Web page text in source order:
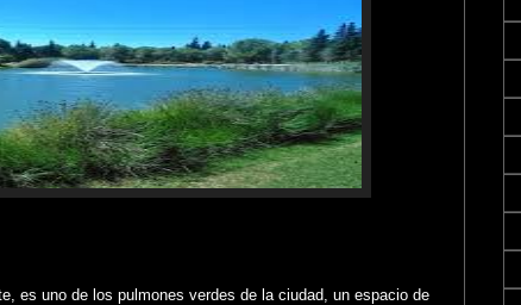
es uno de los pulmones verdes de la ciudad, un espacio de